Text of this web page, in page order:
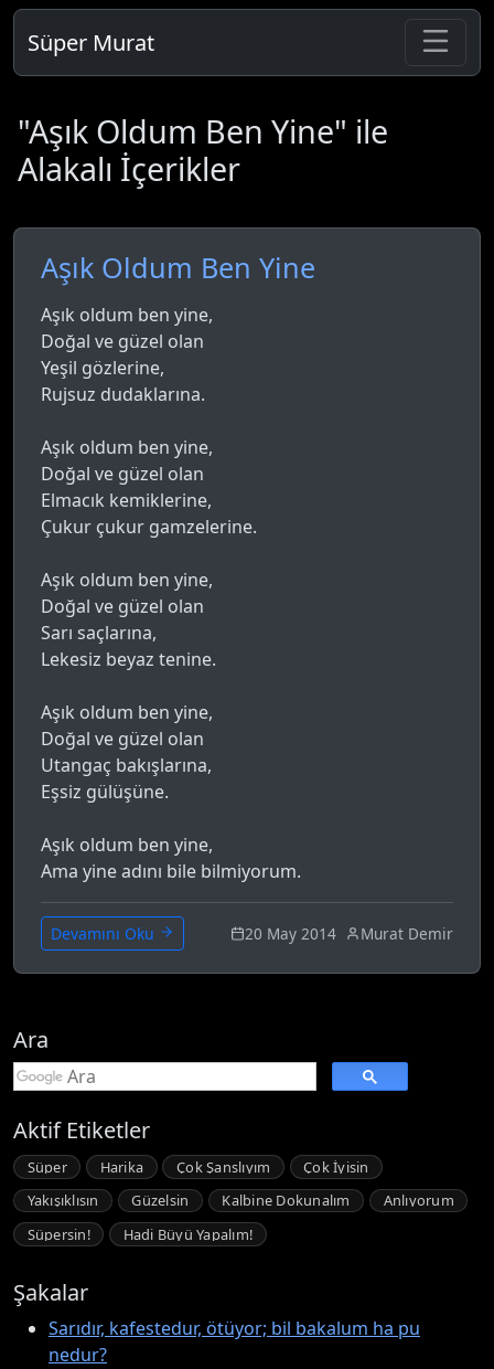
Süper Murat
"Aşık Oldum Ben Yine" ile
Alakalı İçerikler
Aşık Oldum Ben Yine
Aşık oldum ben yine,
Doğal ve güzel olan
Yeşil gözlerine,
Rujsuz dudaklarına.
Aşık oldum ben yine,
Doğal ve güzel olan
Elmacık kemiklerine,
Çukur çukur gamzelerine.
Aşık oldum ben yine,
Doğal ve güzel olan
Sarı saçlarına,
Lekesiz beyaz tenine.
Aşık oldum ben yine,
Doğal ve güzel olan
Utangaç bakışlarına,
Eşsiz gülüşüne.
Aşık oldum ben yine,
Ama yine adını bile bilmiyorum.
Devamını Oku 20 May 2014 Murat Demir
Ara
Aktif Etiketler
Süper Harika Çok Şanslıyım
Çok İyisin
Yakışıklısın
Güzelsin Kalbine Dokunalım
Anlıyorum
Süpersin!
Hadi Büyü Yapalım!
Şakalar
Sarıdır, kafestedur, ötüyor; bil bakalum ha pu
nedur?